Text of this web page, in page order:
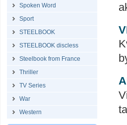
Spoken Word
Sport
STEELBOOK
STEELBOOK discless
Steelbook from France
Thriller
TV Series
War
Western